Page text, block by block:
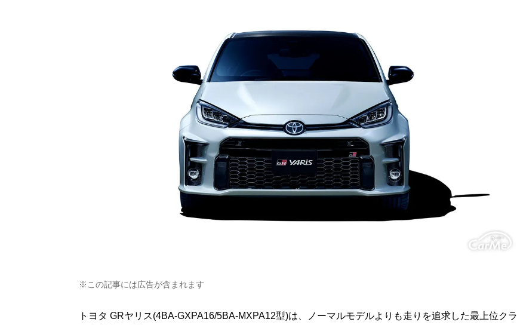
※この記事には広告が含まれます
トヨタ GRヤリス(4BA-GXPA16/5BA-MXPA12型)は、ノーマルモデルよりも走りを追求した最上位クラ